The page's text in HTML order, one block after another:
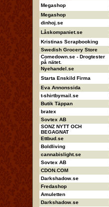
Megashop
Megashop
dinhoj.se
Låskompaniet.se
Kristinas Scrapbooking
Swedish Grocery Store
Comedown.se - Drogtester
på nätet.
Nyehandel.se
Starta Enskild Firma
Eva Annonssida
t-shirtbymail.se
Butik Täppan
bratex
Sovtex AB
SONZ NYTT OCH
BEGAGNAT
Ettbud.se
Boldliving
cannabislight.se
Sovtex AB
CDON.COM
Darkshadow.se
Fredashop
Amuletten
Darkshadow.se